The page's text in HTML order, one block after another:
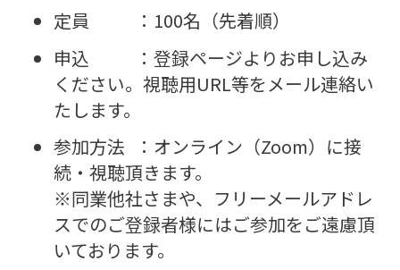
定員 ：100名（先着順）
申込 ：登録ページよりお申し込み
ください。視聴用URL等をメール連絡い
たします。
参加方法 ：オンライン（Zoom）に接
続・視聴頂きます。
※同業他社さまや、フリーメールアドレ
スでのご登録者様にはご参加をご遠慮頂
いております。